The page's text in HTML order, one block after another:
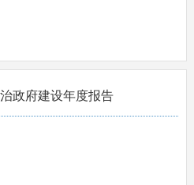
政府建设年度报告